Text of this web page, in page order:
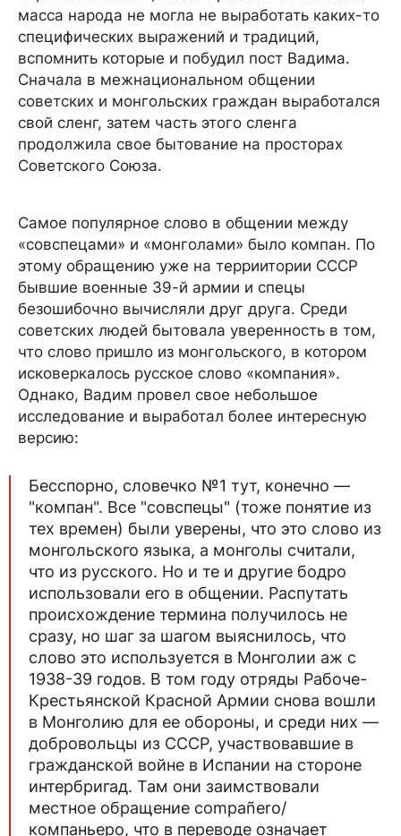
масса народа не могла не выработать каких-то
специфических выражений и традиций,
вспомнить которые и побудил пост Вадима.
Сначала в межнациональном общении
советских и монгольских граждан выработался
свой сленг, затем часть этого сленга
продолжила свое бытование на просторах
Советского Союза.
Самое популярное слово в общении между
«совспецами» и «монголами» было компан. По
этому обращению уже на терриитории СССР
бывшие военные 39-й армии и спецы
безошибочно вычисляли друг друга. Среди
советских людей бытовала уверенность в том,
что слово пришло из монгольского, в котором
исковеркалось русское слово «компания».
Однако, Вадим провел свое небольшое
исследование и выработал более интересную
версию:
Бесспорно, словечко №1 тут, конечно —
"компан". Все "совспецы" (тоже понятие из
тех времен) были уверены, что это слово из
монгольского языка, а монголы считали,
что из русского. Но и те и другие бодро
использовали его в общении. Распутать
происхождение термина получилось не
сразу, но шаг за шагом выяснилось, что
слово это используется в Монголии аж с
1938-39 годов. В том году отряды Рабоче-
Крестьянской Красной Армии снова вошли
в Монголию для ее обороны, и среди них —
добровольцы из СССР, участвовавшие в
гражданской войне в Испании на стороне
интербригад. Там они заимствовали
местное обращение compañero/
компаньеро, что в переводе означает